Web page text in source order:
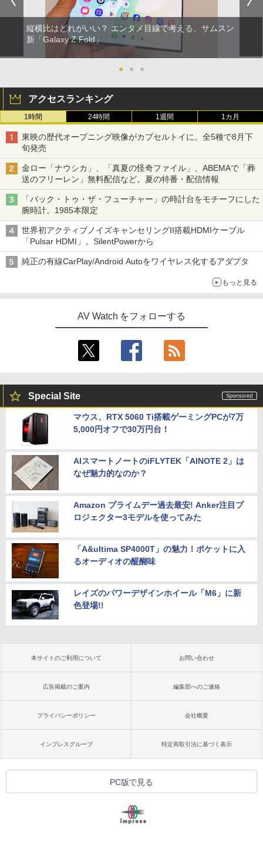
縦横比はどれがいい？ エンタメ目線で考える、サムスン
新「Galaxy Z Fold」
● ● ●
アクセスランキング
1時間 24時間 1週間 1カ月
東映の歴代オープニング映像がカプセルトイに。全5種で8月下
旬発売
金ロー「ナウシカ」、「真夏の怪奇ファイル」、ABEMAで「葬
送のフリーレン」無料配信など。夏の特番・配信情報
「バック・トゥ・ザ・フューチャー」の時計台をモチーフにした
腕時計。1985本限定
世界初アクティブノイズキャンセリングII搭載HDMIケーブル
「Pulsar HDMI」。SilentPowerから
純正の有線CarPlay/Android Autoをワイヤレス化するアダプタ
もっと見る
AV Watch をフォローする
Special Site
マウス、RTX 5060 Ti搭載ゲーミングPCが7万
5,000円オフで30万円台！
AIスマートノートのiFLYTEK「AINOTE 2」は
なぜ魅力的なのか？
Amazon プライムデー過去最安! Anker注目プ
ロジェクター3モデルを使ってみた
「A&ultima SP4000T」の魅力！ポケットに入
るオーディオの醍醐味
レイズのパワーデザインホイール「M6」に新
色登場!!
本サイトのご利用について お問い合わせ
広告掲載のご案内 編集部へのご連絡
プライバシーポリシー 会社概要
インプレスグループ 特定商取引法に基づく表示
PC版で見る